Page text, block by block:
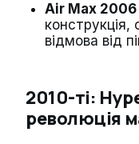
Air Max 2006
конструкція,
відмова від
2010-ті:
революція